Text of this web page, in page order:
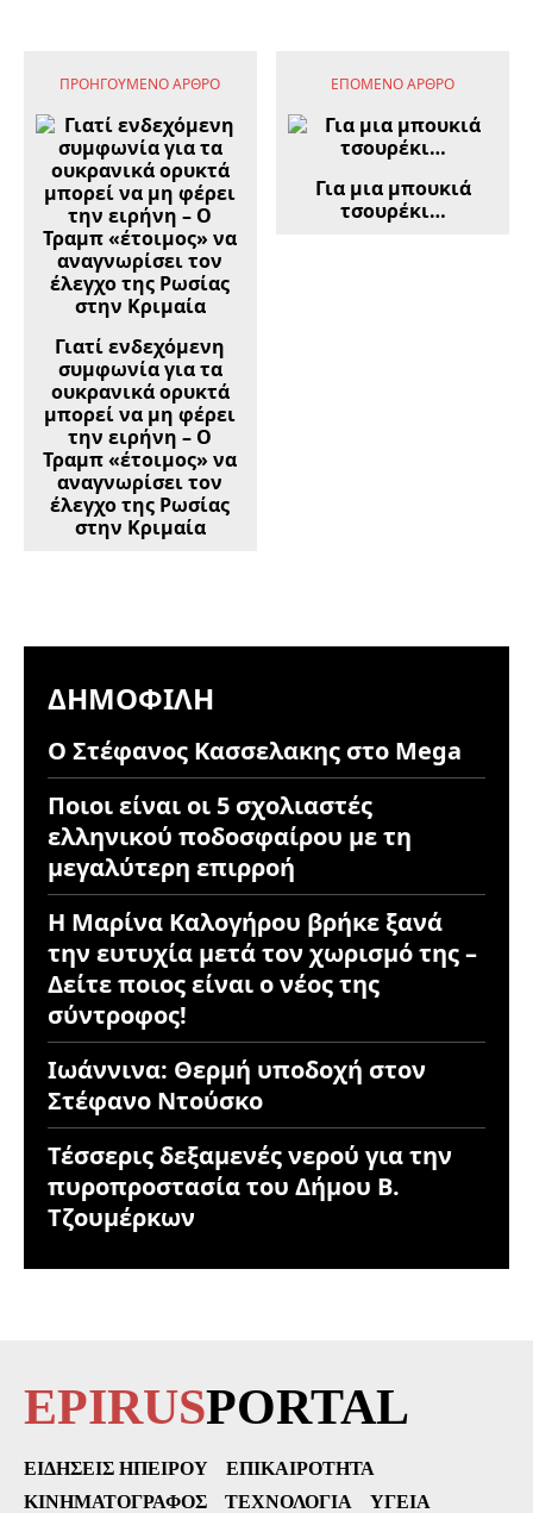
ΠΡΟΗΓΟΎΜΕΝΟ ΆΡΘΡΟ
Γιατί ενδεχόμενη
συμφωνία για τα
ουκρανικά ορυκτά
μπορεί να μη φέρει
την ειρήνη – Ο
Τραμπ «έτοιμος» να
αναγνωρίσει τον
έλεγχο της Ρωσίας
στην Κριμαία
ΕΠΌΜΕΝΟ ΆΡΘΡΟ
Για μια μπουκιά
τσουρέκι…
ΔΗΜΟΦΙΛΉ
Ο Στέφανος Κασσελακης στο Mega
Ποιοι είναι οι 5 σχολιαστές
ελληνικού ποδοσφαίρου με τη
μεγαλύτερη επιρροή
Η Μαρίνα Καλογήρου βρήκε ξανά
την ευτυχία μετά τον χωρισμό της –
Δείτε ποιος είναι ο νέος της
σύντροφος!
Ιωάννινα: Θερμή υποδοχή στον
Στέφανο Ντούσκο
Τέσσερις δεξαμενές νερού για την
πυροπροστασία του Δήμου Β.
Τζουμέρκων
EPIRUSPORTAL
ΕΙΔΉΣΕΙΣ ΗΠΕΊΡΟΥ
ΕΠΙΚΑΙΡΌΤΗΤΑ
ΚΙΝΗΜΑΤΟΓΡΆΦΟΣ
ΤΕΧΝΟΛΟΓΊΑ
ΥΓΕΊΑ